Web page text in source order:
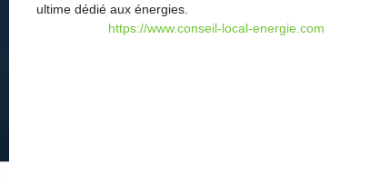
ultime dédié aux énergies.
https://www.conseil-local-energie.com